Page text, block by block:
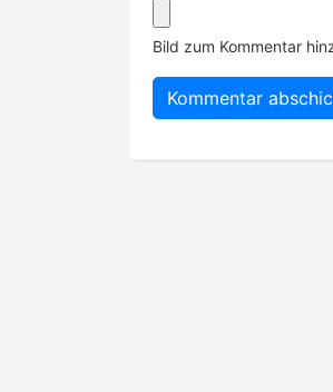
Bild zum Kommentar